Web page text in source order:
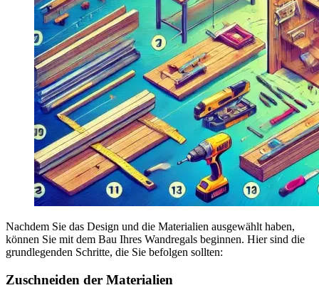
Nachdem Sie das Design und die Materialien ausgewählt haben,
können Sie mit dem Bau Ihres Wandregals beginnen. Hier sind die
grundlegenden Schritte, die Sie befolgen sollten:
Zuschneiden der Materialien